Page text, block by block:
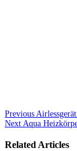
Previous
Next Aqua
Related Articles